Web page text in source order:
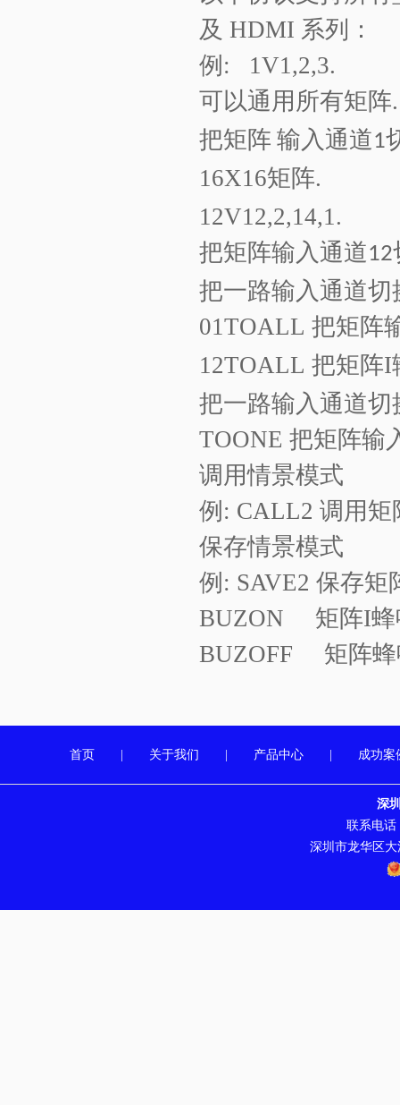
及 HDMI 系列：
例 : 1V1,2,3.
可以通用所有矩阵.
把矩阵 输入通道1
16X16矩阵.
12V12,2,14,1.
把矩阵输入通道12
把一路输入通道
01TOALL 把矩阵
12TOALL 把矩阵I
把一路输入通道切
TOONE 把矩阵输
调用情景模式
例 : CALL2 调用矩
保存情景模式
例 : SAVE2 保存矩
BUZON 矩阵I
BUZOFF 矩阵
首页 关于我们 产品中心 成功案
深
联系电话
深圳市龙华区